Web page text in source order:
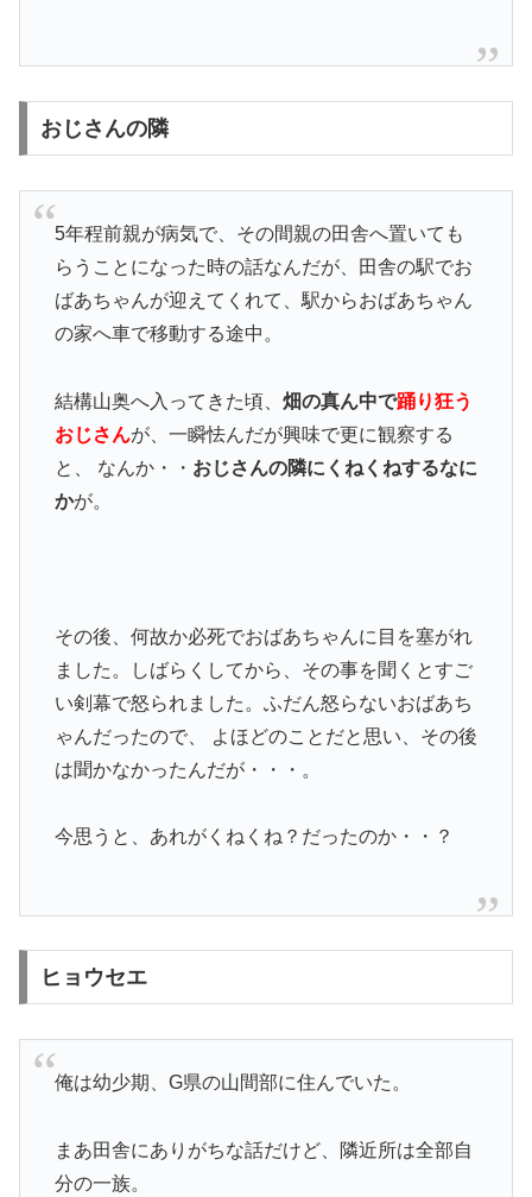
おじさんの隣
5年程前親が病気で、その間親の田舎へ置いても
らうことになった時の話なんだが、田舎の駅でお
ばあちゃんが迎えてくれて、駅からおばあちゃん
の家へ車で移動する途中。
結構山奥へ入ってきた頃、 畑の真ん中で踊り狂う
おじさんが、一瞬怯んだが興味で更に観察する
と、 なんか・・ おじさんの隣にくねくねするなに
かが。
その後、何故か必死でおばあちゃんに目を塞がれ
ました。しばらくしてから、その事を聞くとすご
い剣幕で怒られました。ふだん怒らないおばあち
ゃんだったので、 よほどのことだと思い、その後
は聞かなかったんだが・・・。
今思うと、あれがくねくね？だったのか・・？
ヒョウセエ
俺は幼少期、G県の山間部に住んでいた。
まあ田舎にありがちな話だけど、隣近所は全部自
分の一族。